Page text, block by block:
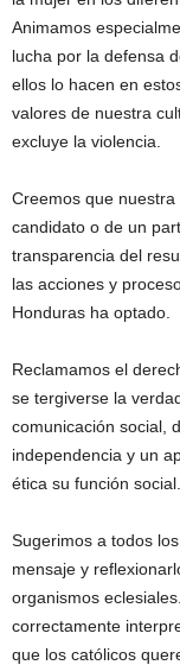
Animamos
lucha por la defensa
ellos lo hacen en
valores de nuestra
excluye la violencia.
Creemos que
candidato o de un
transparencia del
las acciones y
Honduras ha optado.
Reclamamos el
se tergiverse la
comunicación social,
independencia y un
ética su función social.
Sugerimos a todos
mensaje y
organismos
correctamente
que los católicos